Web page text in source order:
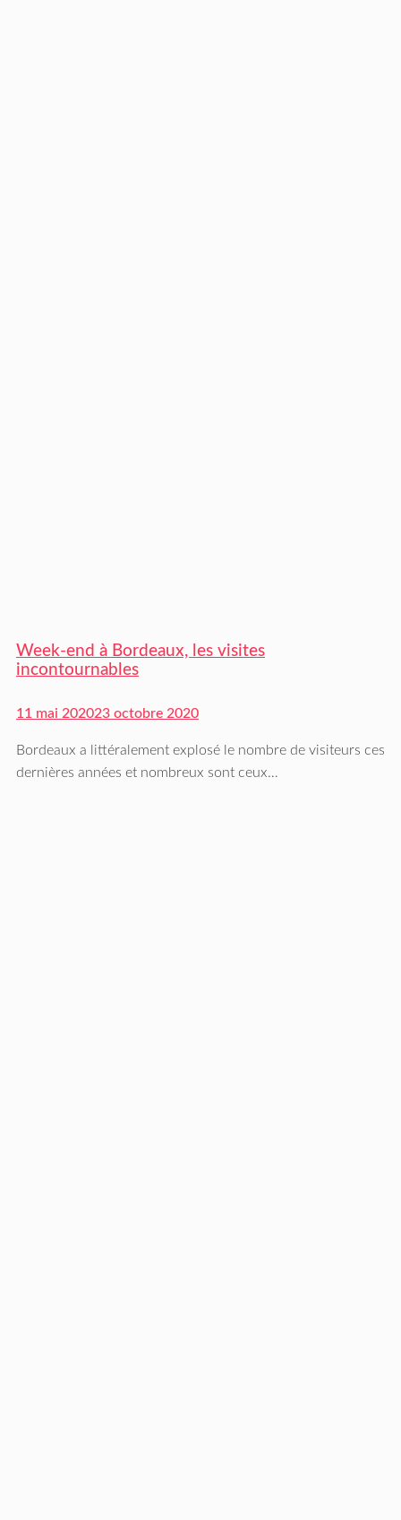
Week-end à Bordeaux, les visites
incontournables
11 mai 202023 octobre 2020
Bordeaux a littéralement explosé le nombre de visiteurs ces
dernières années et nombreux sont ceux…